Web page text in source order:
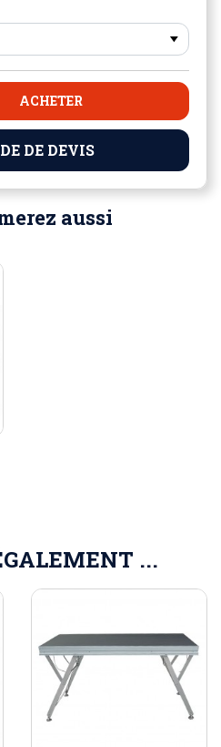
ACHETER
DE DEVIS
aussi
...